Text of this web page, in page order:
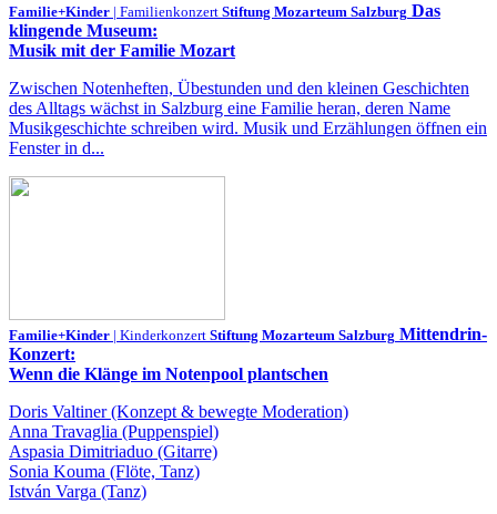
Familie+Kinder | Familienkonzert Stiftung Mozarteum Salzburg Das
klingende Museum:
Musik mit der Familie Mozart
Zwischen Notenheften, Übestunden und den kleinen Geschichten
des Alltags wächst in Salzburg eine Familie heran, deren Name
Musikgeschichte schreiben wird. Musik und Erzählungen öffnen ein
Fenster in d...
Familie+Kinder | Kinderkonzert Stiftung Mozarteum Salzburg Mittendrin-
Konzert:
Wenn die Klänge im Notenpool plantschen
Doris Valtiner (Konzept & bewegte Moderation)
Anna Travaglia (Puppenspiel)
Aspasia Dimitriaduo (Gitarre)
Sonia Kouma (Flöte, Tanz)
István Varga (Tanz)